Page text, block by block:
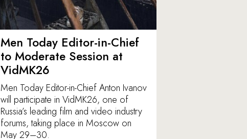
Men Today Editor-in-Chief
to Moderate Session at
VidMK26
Men Today Editor-in-Chief Anton Ivanov
will participate in VidMK26, one of
Russia’s leading film and video industry
forums, taking place in Moscow on
May 29–30.